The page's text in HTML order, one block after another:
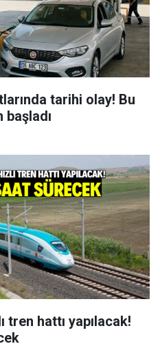
tarihi olay! Bu
tren hattı yapılacak!